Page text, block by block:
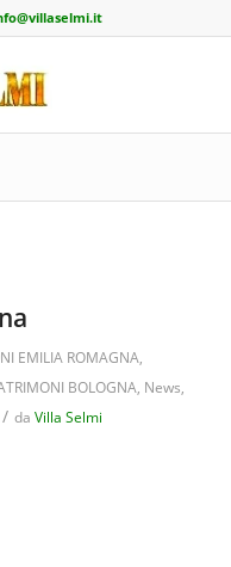
EMILIA ROMAGNA,
BOLOGNA, News,
/ da Villa Selmi